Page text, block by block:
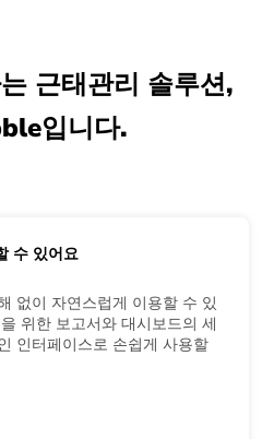
근태관리 솔루션,
입니다.
수 있어요
없이 자연스럽게 이용할 수 있
위한 보고서와 대시보드의 세
인터페이스로 손쉽게 사용할